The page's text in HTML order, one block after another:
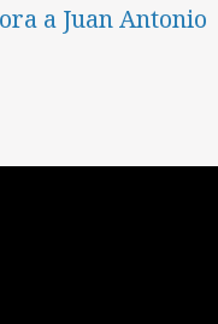
a Juan Antonio